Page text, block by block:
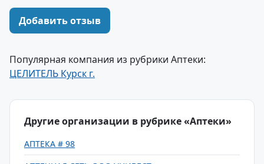
Добавить отзыв
Популярная компания из рубрики Аптеки:
ЦЕЛИТЕЛЬ Курск г.
Другие организации в рубрике «Аптеки»
АПТЕКА # 98